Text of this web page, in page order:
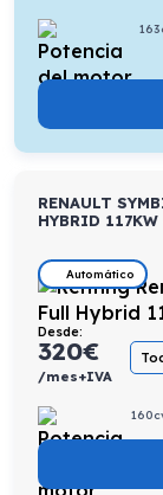
RENAULT
HYBRID
Automático
Desde:
320€
/mes+IVA